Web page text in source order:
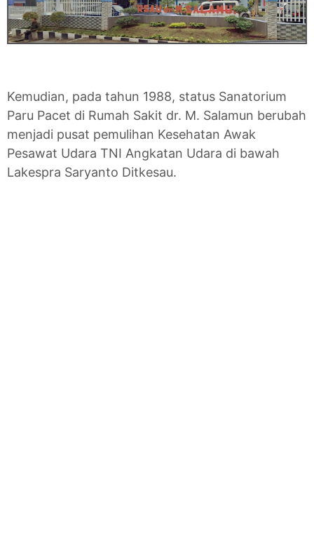
Kemudian, pada tahun 1988, status Sanatorium
Paru Pacet di Rumah Sakit dr. M. Salamun berubah
menjadi pusat pemulihan Kesehatan Awak
Pesawat Udara TNI Angkatan Udara di bawah
Lakespra Saryanto Ditkesau.